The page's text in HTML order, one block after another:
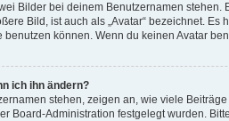
Bilder bei deinem Benutzernamen
Bild, ist auch als „Avatar“ bezeichnet.
benutzen können. Wenn du keinen Avatar
ich ihn ändern?
stehen, zeigen an, wie viele
Board-Administration festgelegt wurden.